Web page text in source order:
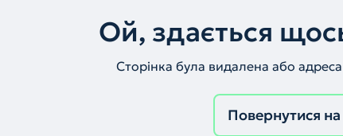
Ой, здається
Сторінка була видалена або
Повернутися